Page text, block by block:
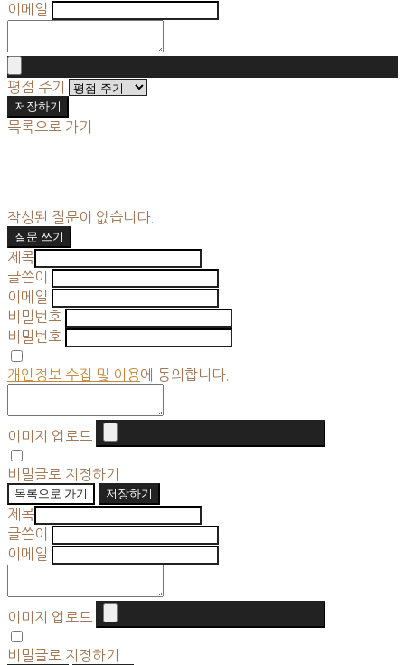
이메일
평점 주기
저장하기
목록으로 가기
작성된 질문이 없습니다.
질문 쓰기
제목
글쓴이
이메일
비밀번호
비밀번호
개인정보 수집 및 이용에 동의합니다.
이미지 업로드
비밀글로 지정하기
목록으로 가기
저장하기
제목
글쓴이
이메일
이미지 업로드
비밀글로 지정하기